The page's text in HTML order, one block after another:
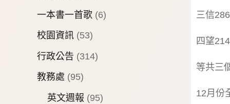
一本書一首歌 (6)
校園資訊 (53)
行政公告 (314)
教務處 (95)
英文週報 (95)
三信
四望
等共三
12月份